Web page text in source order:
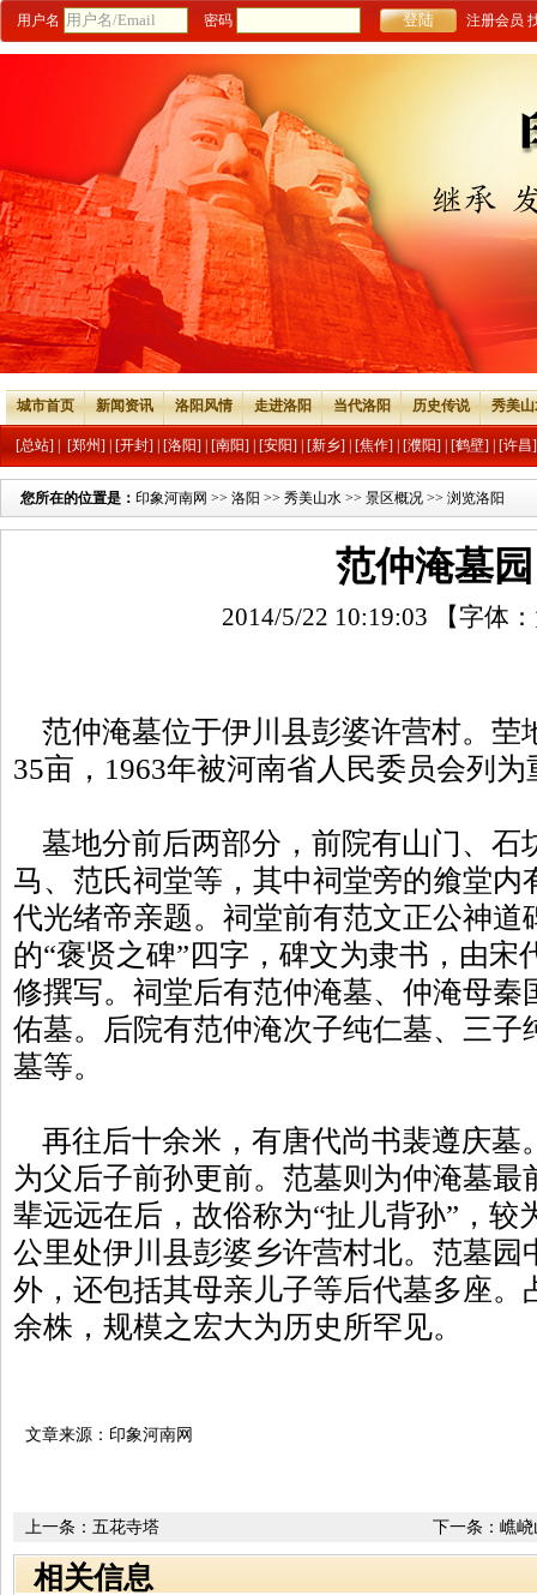
用户名 密码 注册会员
城市首页 新闻资讯 洛阳风情 走进洛阳 当代洛阳 历史传说 秀美
[总站] [郑州] [开封] [洛阳] [南阳] [安阳] [新乡] [焦作] [濮阳] [鹤壁] [许昌]
您所在的位置是： 印象河南网 >> 洛阳 >> 秀美山水 >> 景区概况 >> 浏览洛阳
范仲淹墓园
2014/5/22 10:19:03 【字体：
范仲淹墓位于伊川县彭婆许营村。茔
35亩，1963年被河南省人民委员会列
墓地分前后两部分，前院有山门、石
马、范氏祠堂等，其中祠堂旁的飨堂内
代光绪帝亲题。祠堂前有范文正公神道
的“褒贤之碑”四字，碑文为隶书，由宋
修撰写。祠堂后有范仲淹墓、仲淹母秦
佑墓。后院有范仲淹次子纯仁墓、三子
墓等。
再往后十余米，有唐代尚书裴遵庆墓
为父后子前孙更前。范墓则为仲淹墓
辈远远在后，故俗称为“扯儿背孙”，较
公里处伊川县彭婆乡许营村北。范墓园
外，还包括其母亲儿子等后代墓多座。
余株，规模之宏大为历史所罕见。
文章来源：印象河南网
下一条： 嶕峣
上一条： 五花寺塔
相关信息